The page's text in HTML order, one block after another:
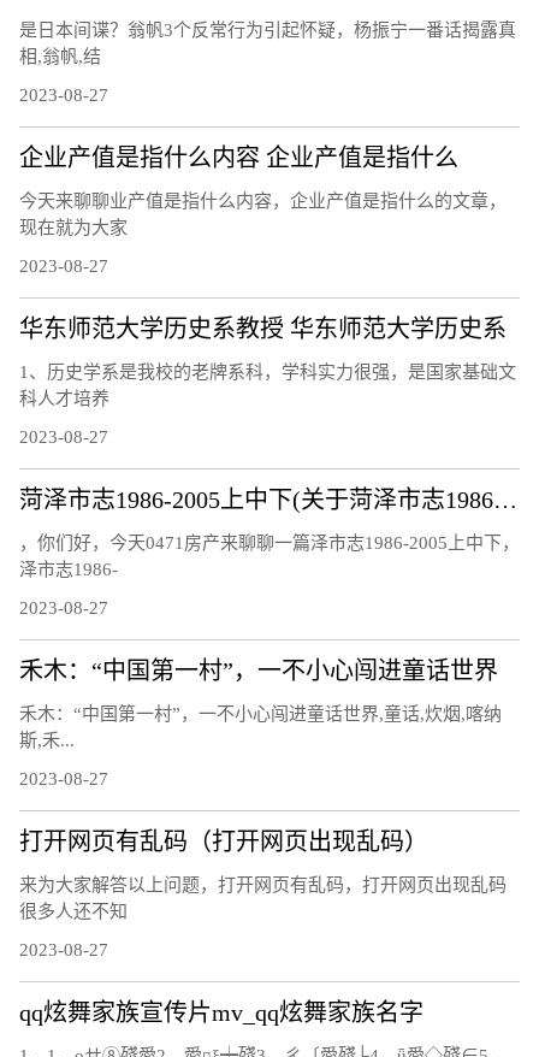
是日本间谍？翁帆3个反常行为引起怀疑，杨振宁一番话揭露真
相,翁帆,结
2023-08-27
企业产值是指什么内容 企业产值是指什么
今天来聊聊业产值是指什么内容，企业产值是指什么的文章，
现在就为大家
2023-08-27
华东师范大学历史系教授 华东师范大学历史系
1、历史学系是我校的老牌系科，学科实力很强，是国家基础文
科人才培养
2023-08-27
菏泽市志1986-2005上中下(关于菏泽市志1986-2005上中下简述)
，你们好，今天0471房产来聊聊一篇泽市志1986-2005上中下，
泽市志1986-
2023-08-27
禾木：“中国第一村”，一不小心闯进童话世界
禾木：“中国第一村”，一不小心闯进童话世界,童话,炊烟,喀纳
斯,禾...
2023-08-27
打开网页有乱码（打开网页出现乱码）
来为大家解答以上问题，打开网页有乱码，打开网页出现乱码
很多人还不知
2023-08-27
qq炫舞家族宣传片mv_qq炫舞家族名字